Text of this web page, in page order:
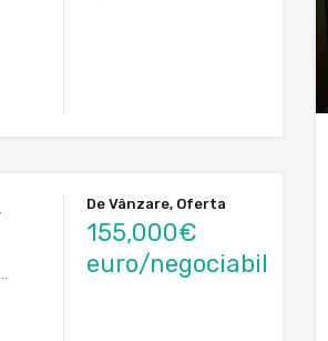
De Vânzare, Oferta
155,000€
euro/negociabil